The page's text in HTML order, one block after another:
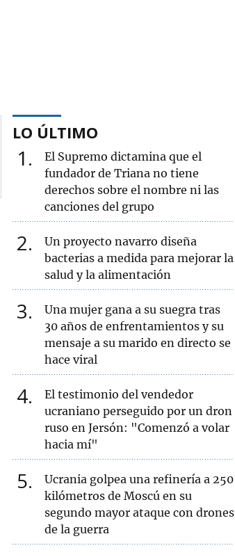
LO ÚLTIMO
1
El Supremo dictamina que el
fundador de Triana no tiene
derechos sobre el nombre ni las
canciones del grupo
2
Un proyecto navarro diseña
bacterias a medida para mejorar la
salud y la alimentación
3
Una mujer gana a su suegra tras
30 años de enfrentamientos y su
mensaje a su marido en directo se
hace viral
4
El testimonio del vendedor
ucraniano perseguido por un dron
ruso en Jersón: "Comenzó a volar
hacia mí"
5
Ucrania golpea una refinería a 250
kilómetros de Moscú en su
segundo mayor ataque con drones
de la guerra